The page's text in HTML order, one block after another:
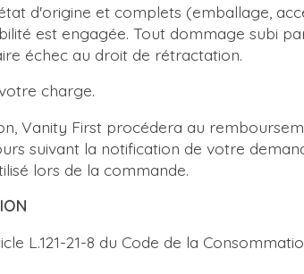
d'origine et complets (emballage,
est engagée. Tout dommage subi
échec au droit de rétractation.
charge.
Vanity First procédera au
suivant la notification de votre
lors de la commande.
L.121-21-8 du Code de la